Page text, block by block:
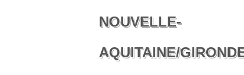
NOUVELLE-
AQUITAINE/